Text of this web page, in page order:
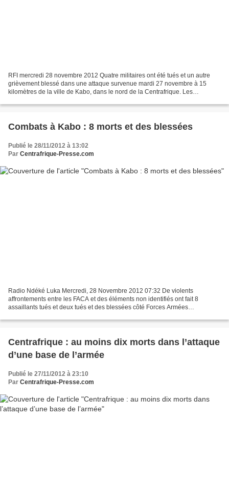
RFI mercredi 28 novembre 2012 Quatre militaires ont été tués et un autre
grièvement blessé dans une attaque survenue mardi 27 novembre à 15
kilomètres de la ville de Kabo, dans le nord de la Centrafrique. Les
Combats à Kabo : 8 morts et des blessées
Publié le 28/11/2012 à 13:02
Par Centrafrique-Presse.com
Radio Ndéké Luka Mercredi, 28 Novembre 2012 07:32 De violents
affrontements entre les FACA et des éléments non identifiés ont fait 8
assaillants tués et deux tués et des blessées côté Forces Armées
Centrafrique : au moins dix morts dans l’attaque
d’une base de l’armée
Publié le 27/11/2012 à 23:10
Par Centrafrique-Presse.com